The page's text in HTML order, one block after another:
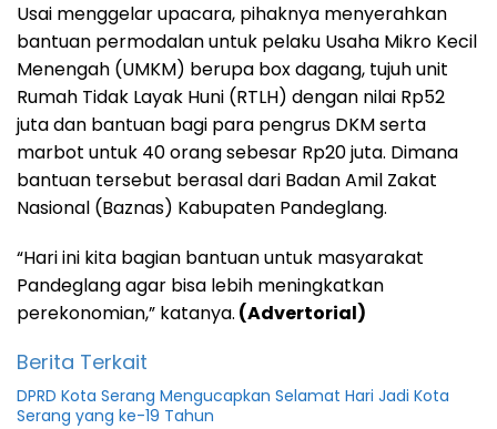
Usai menggelar upacara, pihaknya menyerahkan
bantuan permodalan untuk pelaku Usaha Mikro Kecil
Menengah (UMKM) berupa box dagang, tujuh unit
Rumah Tidak Layak Huni (RTLH) dengan nilai Rp52
juta dan bantuan bagi para pengrus DKM serta
marbot untuk 40 orang sebesar Rp20 juta. Dimana
bantuan tersebut berasal dari Badan Amil Zakat
Nasional (Baznas) Kabupaten Pandeglang.
“Hari ini kita bagian bantuan untuk masyarakat
Pandeglang agar bisa lebih meningkatkan
perekonomian,” katanya. (Advertorial)
Berita Terkait
DPRD Kota Serang Mengucapkan Selamat Hari Jadi Kota
Serang yang ke-19 Tahun